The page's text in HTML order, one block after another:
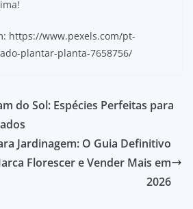
https://www.pexels.com/pt-
plantar-planta-7658756/
do Sol: Espécies Perfeitas para
Jardinagem: O Guia Definitivo
Florescer e Vender Mais em
2026